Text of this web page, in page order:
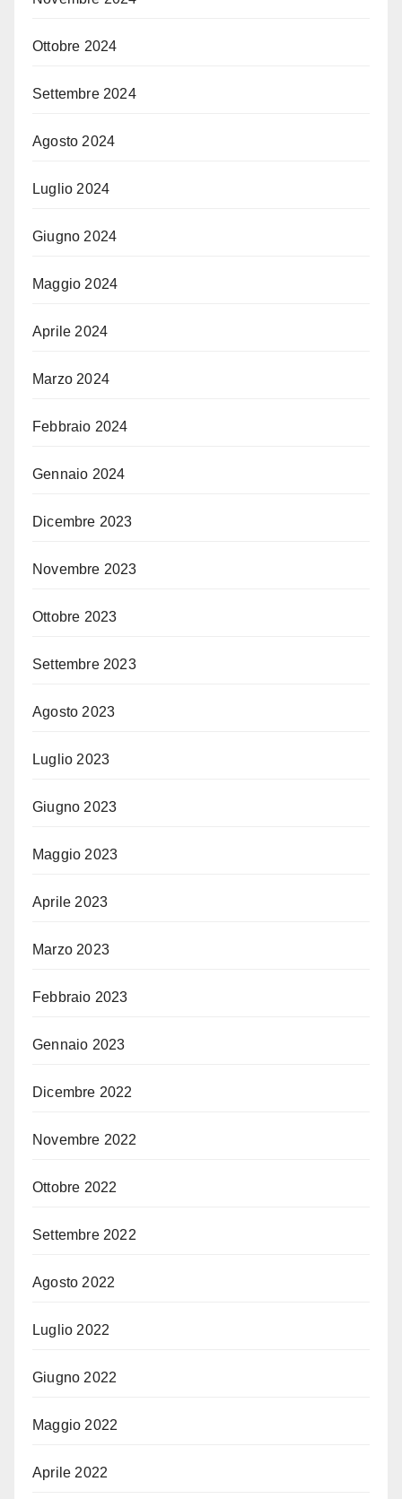
Ottobre 2024
Settembre 2024
Agosto 2024
Luglio 2024
Giugno 2024
Maggio 2024
Aprile 2024
Marzo 2024
Febbraio 2024
Gennaio 2024
Dicembre 2023
Novembre 2023
Ottobre 2023
Settembre 2023
Agosto 2023
Luglio 2023
Giugno 2023
Maggio 2023
Aprile 2023
Marzo 2023
Febbraio 2023
Gennaio 2023
Dicembre 2022
Novembre 2022
Ottobre 2022
Settembre 2022
Agosto 2022
Luglio 2022
Giugno 2022
Maggio 2022
Aprile 2022